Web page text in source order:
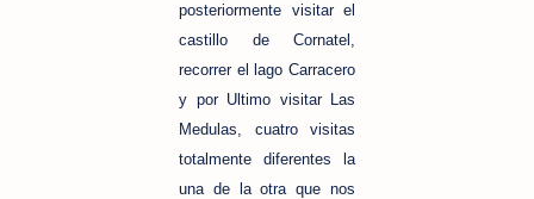
posteriormente visitar el
castillo de Cornatel,
recorrer el lago Carracero
y por Ultimo visitar Las
Medulas, cuatro visitas
totalmente diferentes la
una de la otra que nos